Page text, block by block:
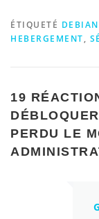
ÉTIQUETÉ DEBIAN
HEBERGEMENT,
19
PERDU LE